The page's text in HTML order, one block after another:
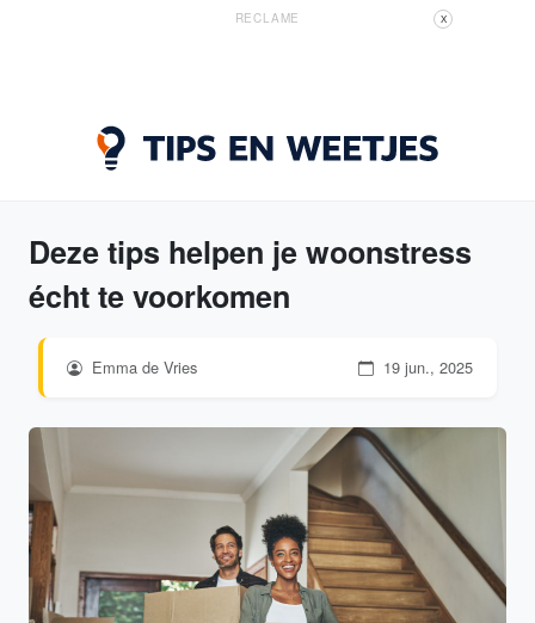
RECLAME X
Deze tips helpen je woonstress
écht te voorkomen
Emma de Vries 19 jun., 2025